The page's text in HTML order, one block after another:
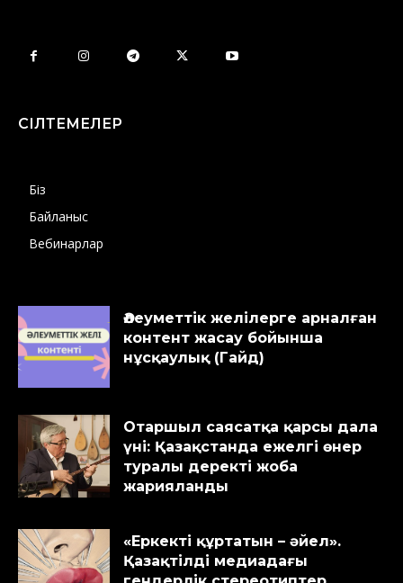
СІЛТЕМЕЛЕР
Біз
Байланыс
Вебинарлар
Әлеуметтік желілерге арналған
контент жасау бойынша
нұсқаулық (Гайд)
Отаршыл саясатқа қарсы дала
үні: Қазақстанда ежелгі өнер
туралы деректі жоба
жарияланды
«Еркекті құртатын – әйел».
Қазақтілді медиадағы